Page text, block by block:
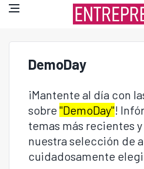
DemoDay
¡Mantente al día con
sobre "DemoDay"!
temas más recientes
nuestra selección de
cuidadosamente